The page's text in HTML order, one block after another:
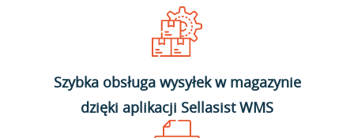
Szybka obsługa wysyłek w magazynie
dzięki aplikacji Sellasist WMS